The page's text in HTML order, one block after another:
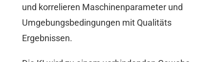
und korrelieren Maschinenparameter und
Umgebungsbedingungen mit Qualitäts
Ergebnissen.